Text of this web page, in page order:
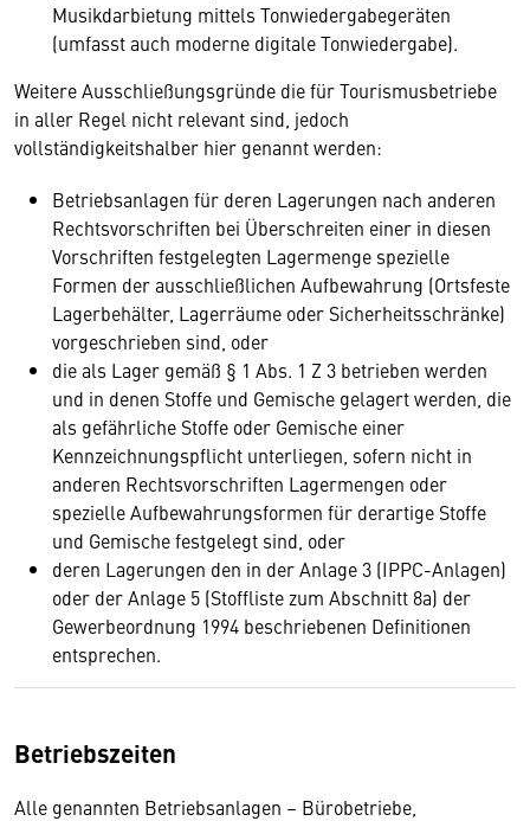
Musikdarbietung mittels Tonwiedergabegeräten
(umfasst auch moderne digitale Tonwiedergabe).
Weitere Ausschließungsgründe die für Tourismusbetriebe
in aller Regel nicht relevant sind, jedoch
vollständigkeitshalber hier genannt werden:
Betriebsanlagen für deren Lagerungen nach anderen
Rechtsvorschriften bei Überschreiten einer in diesen
Vorschriften festgelegten Lagermenge spezielle
Formen der ausschließlichen Aufbewahrung (Ortsfeste
Lagerbehälter, Lagerräume oder Sicherheitsschränke)
vorgeschrieben sind, oder
die als Lager gemäß § 1 Abs. 1 Z 3 betrieben werden
und in denen Stoffe und Gemische gelagert werden, die
als gefährliche Stoffe oder Gemische einer
Kennzeichnungspflicht unterliegen, sofern nicht in
anderen Rechtsvorschriften Lagermengen oder
spezielle Aufbewahrungsformen für derartige Stoffe
und Gemische festgelegt sind, oder
deren Lagerungen den in der Anlage 3 (IPPC-Anlagen)
oder der Anlage 5 (Stoffliste zum Abschnitt 8a) der
Gewerbeordnung 1994 beschriebenen Definitionen
entsprechen.
Betriebszeiten
Alle genannten Betriebsanlagen – Bürobetriebe,